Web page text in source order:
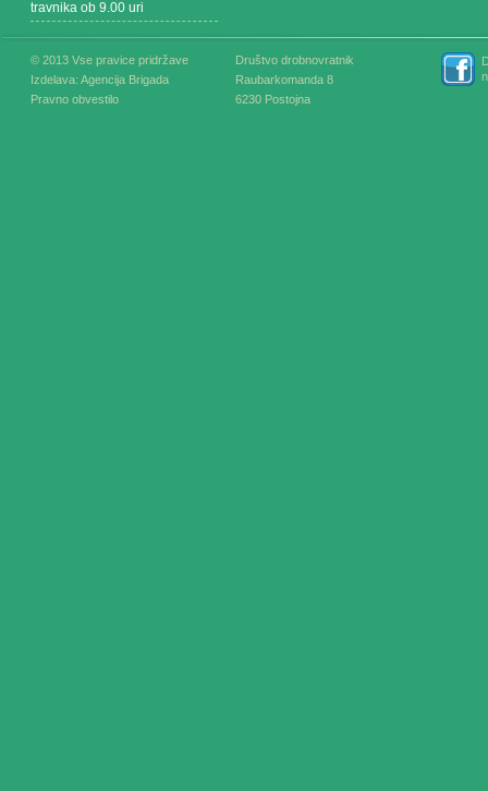
travnika ob 9.00 uri
© 2013 Vse pravice pridržave
Izdelava: Agencija Brigada
Pravno obvestilo
Društvo drobnovratnik
Raubarkomanda 8
6230 Postojna